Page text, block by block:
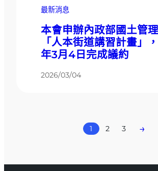
最新消息
本會申辦內政部國土管
「人本街道講習計畫」
年3月4日完成議約
2026/03/04
1 2 3 →